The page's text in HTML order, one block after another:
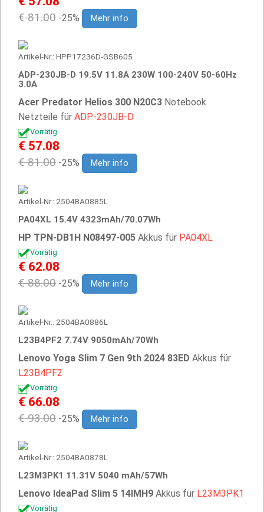
€ 81.00 -25% Mehr info
Artikel-Nr.: HPP17236D-GSB605
ADP-230JB-D 19.5V 11.8A 230W 100-240V 50-60Hz
3.0A
Acer Predator Helios 300 N20C3 Notebook
Netzteile für ADP-230JB-D
Vorrätig
€ 57.08
€ 81.00 -25% Mehr info
Artikel-Nr.: 2504BA0885L
PA04XL 15.4V 4323mAh/70.07Wh
HP TPN-DB1H N08497-005 Akkus für PA04XL
Vorrätig
€ 62.08
€ 88.00 -25% Mehr info
Artikel-Nr.: 2504BA0886L
L23B4PF2 7.74V 9050mAh/70Wh
Lenovo Yoga Slim 7 Gen 9th 2024 83ED Akkus für
L23B4PF2
Vorrätig
€ 66.08
€ 93.00 -25% Mehr info
Artikel-Nr.: 2504BA0878L
L23M3PK1 11.31V 5040 mAh/57Wh
Lenovo IdeaPad Slim 5 14IMH9 Akkus für L23M3PK1
Vorrätig